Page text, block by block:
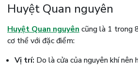
Huyệt Quan nguyên
Huyệt Quan nguyên cũng là 1 trong
cơ thể với đặc điểm:
Vị trí: Do là cửa của nguyên khí nên